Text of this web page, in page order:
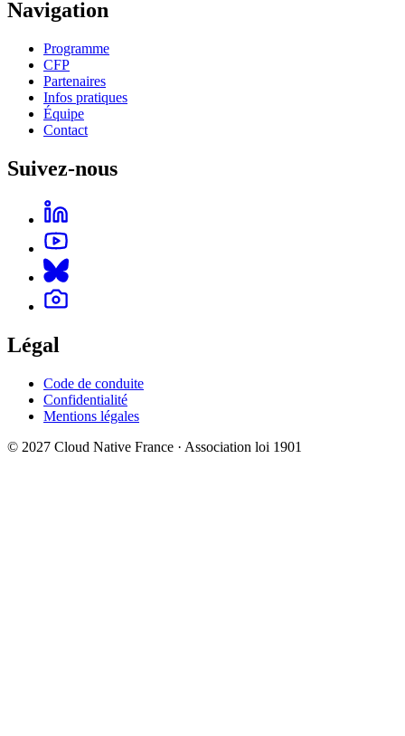
Navigation
Programme
CFP
Partenaires
Infos pratiques
Équipe
Contact
Suivez-nous
Légal
Code de conduite
Confidentialité
Mentions légales
© 2027 Cloud Native France · Association loi 1901